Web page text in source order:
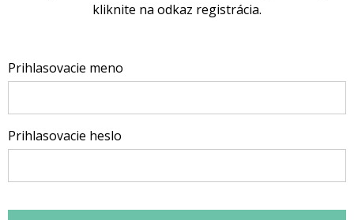
kliknite na odkaz registrácia.
Prihlasovacie meno
Prihlasovacie heslo